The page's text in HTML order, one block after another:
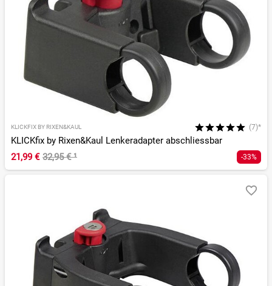
KLICKFIX BY RIXEN&KAUL (7)*
KLICKfix by Rixen&Kaul Lenkeradapter abschliessbar
21,99 € 32,95 €¹ -33%